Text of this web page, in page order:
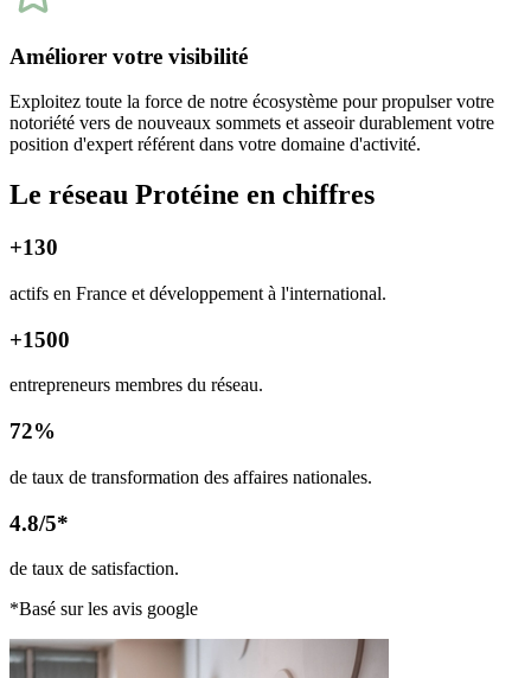
Améliorer votre visibilité
Exploitez toute la force de notre écosystème pour propulser votre
notoriété vers de nouveaux sommets et asseoir durablement votre
position d'expert référent dans votre domaine d'activité.
Le réseau Protéine en chiffres
+130
actifs en France et développement à l'international.
+1500
entrepreneurs membres du réseau.
72%
de taux de transformation des affaires nationales.
4.8/5*
de taux de satisfaction.
*Basé sur les avis google